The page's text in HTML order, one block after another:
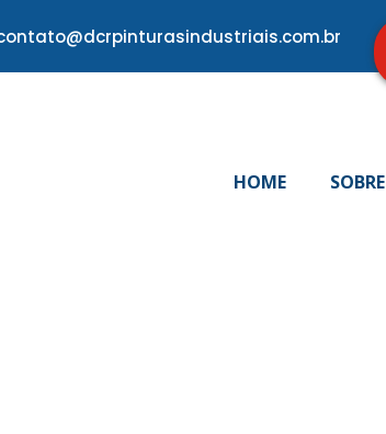
HOME SOBRE